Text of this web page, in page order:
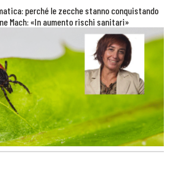
perché le zecche stanno conquistando
Mach: «In aumento rischi sanitari»